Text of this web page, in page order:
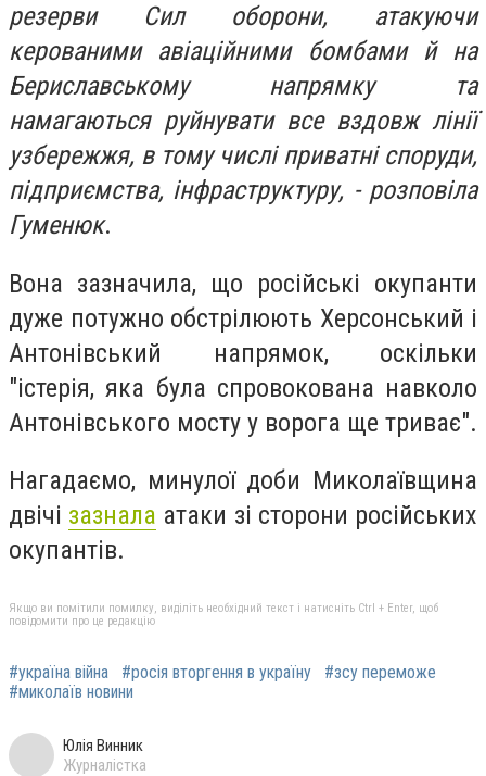
резерви Сил оборони, атакуючи
керованими авіаційними бомбами й на
Бериславському напрямку та
намагаються руйнувати все вздовж лінії
узбережжя, в тому числі приватні споруди,
підприємства, інфраструктуру, - розповіла
Гуменюк.
Вона зазначила, що російські окупанти
дуже потужно обстрілюють Херсонський і
Антонівський напрямок, оскільки
"істерія, яка була спровокована навколо
Антонівського мосту у ворога ще триває".
Нагадаємо, минулої доби Миколаївщина
двічі зазнала атаки зі сторони російських
окупантів.
Якщо ви помітили помилку, виділіть необхідний текст і натисніть Ctrl + Enter, щоб
повідомити про це редакцію
#україна війна #росія вторгення в україну
#зсу переможе
#миколаїв новини
Юлія Винник
Журналістка